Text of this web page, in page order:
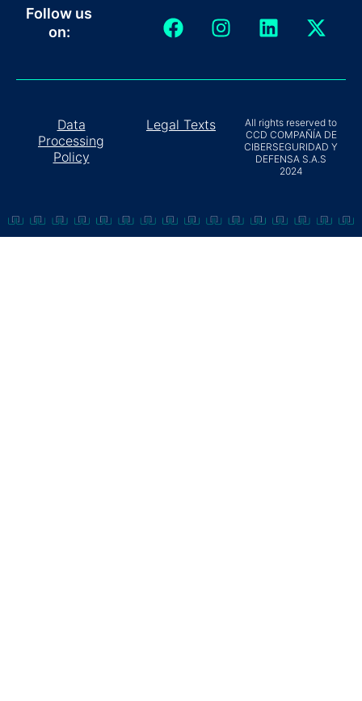
Follow us
on:
F
a
e
o
o
I
n
t
L
i
k
d
i
n
X
-
w
t
t
e
Data
Processing
Policy
Legal Texts
All rights reserved to
CCD COMPAÑÍA DE
CIBERSEGURIDAD Y
DEFENSA S.A.S
2024